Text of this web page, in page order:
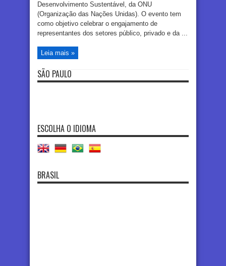
Desenvolvimento Sustentável, da ONU
(Organização das Nações Unidas). O evento tem
como objetivo celebrar o engajamento de
representantes dos setores público, privado e da ...
Leia mais »
SÃO PAULO
ESCOLHA O IDIOMA
BRASIL